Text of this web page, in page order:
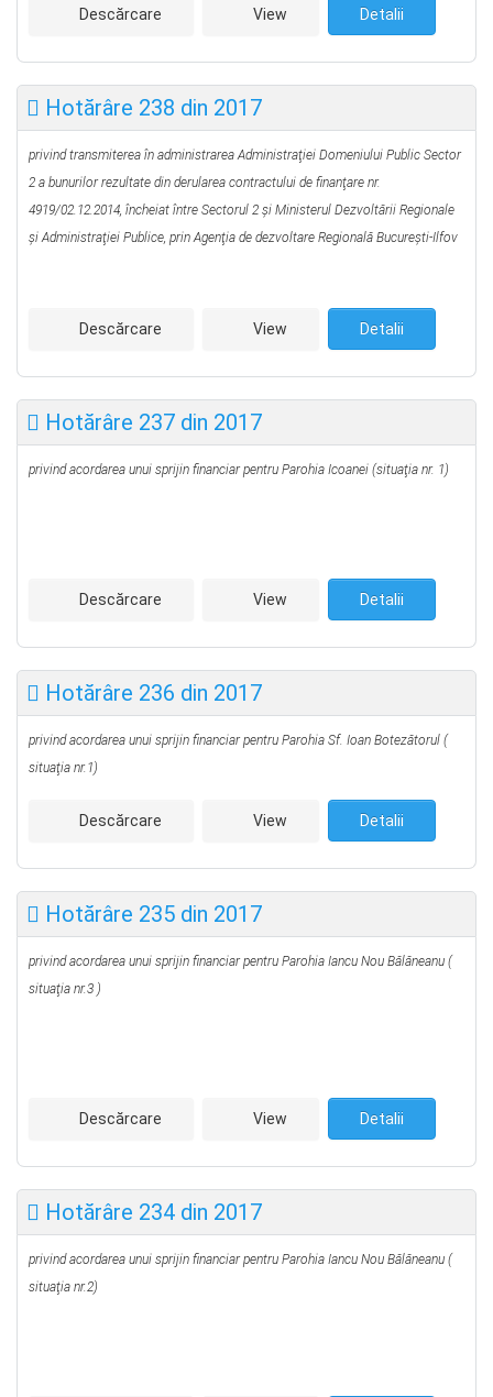
Descărcare View Detalii
Hotărâre 238 din 2017
privind transmiterea în administrarea Administraţiei Domeniului Public Sector
2 a bunurilor rezultate din derularea contractului de finanţare nr.
4919/02.12.2014, încheiat între Sectorul 2 şi Ministerul Dezvoltării Regionale
şi Administraţiei Publice, prin Agenţia de dezvoltare Regională Bucureşti-Ilfov
Descărcare View Detalii
Hotărâre 237 din 2017
privind acordarea unui sprijin financiar pentru Parohia Icoanei (situaţia nr. 1)
Descărcare View Detalii
Hotărâre 236 din 2017
privind acordarea unui sprijin financiar pentru Parohia Sf. Ioan Botezătorul (
situaţia nr.1)
Descărcare View Detalii
Hotărâre 235 din 2017
privind acordarea unui sprijin financiar pentru Parohia Iancu Nou Bălăneanu (
situaţia nr.3 )
Descărcare View Detalii
Hotărâre 234 din 2017
privind acordarea unui sprijin financiar pentru Parohia Iancu Nou Bălăneanu (
situaţia nr.2)